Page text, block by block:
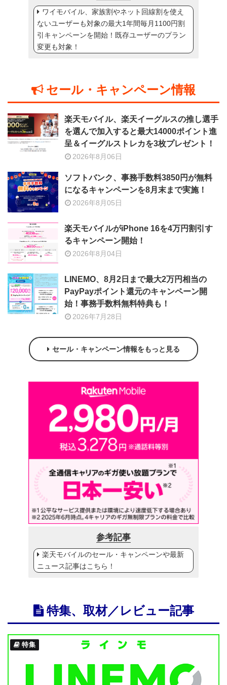
ワイモバイル、家族割やネット回線割を使え
ないユーザーも対象の最大1年間毎月1100円割
引キャンペーンを開始！既存ユーザーのプラン
変更も対象！
セール・キャンペーン情報
楽天モバイル、楽天イーグルスの推し選手
を選んで加入すると最大14000ポイント進
呈＆イーグルストレカを3枚プレゼント！
2026年8月06日
ソフトバンク、事務手数料3850円が無料
になるキャンペーンを8月末まで実施！
2026年8月05日
楽天モバイルがiPhone 16を4万円割引す
るキャンペーン開始！
2026年8月04日
LINEMO、8月2日まで最大2万円相当の
PayPayポイント還元のキャンペーン開
始！事務手数料無料特典も！
2026年7月28日
セール・キャンペーン情報をもっと見る
参考記事
楽天モバイルのセール・キャンペーンや最新
ニュース記事はこちら！
特集、取材／レビュー記事
特集